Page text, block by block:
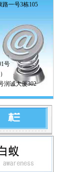
一号3栋105
号
润诚大厦302